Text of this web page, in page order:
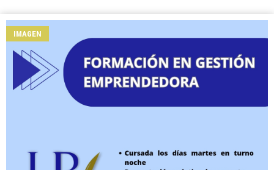
DEPORTES
IMAGEN